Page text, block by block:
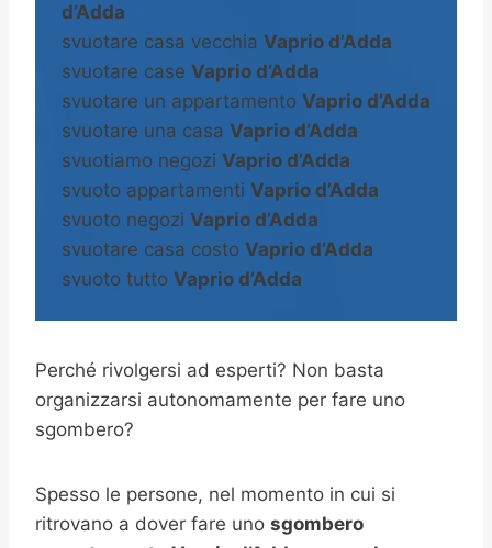
d’Adda
svuotare casa vecchia Vaprio d’Adda
svuotare case Vaprio d’Adda
svuotare un appartamento Vaprio d’Adda
svuotare una casa Vaprio d’Adda
svuotiamo negozi Vaprio d’Adda
svuoto appartamenti Vaprio d’Adda
svuoto negozi Vaprio d’Adda
svuotare casa costo Vaprio d’Adda
svuoto tutto Vaprio d’Adda
Perché rivolgersi ad esperti? Non basta
organizzarsi autonomamente per fare uno
sgombero?
Spesso le persone, nel momento in cui si
ritrovano a dover fare uno sgombero